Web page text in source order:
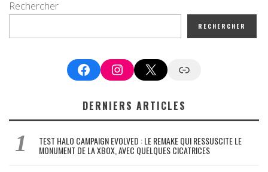
Rechercher
RECHERCHER
FacebookInstagram
X Google News
DERNIERS ARTICLES
TEST HALO CAMPAIGN EVOLVED : LE REMAKE QUI RESSUSCITE LE
MONUMENT DE LA XBOX, AVEC QUELQUES CICATRICES